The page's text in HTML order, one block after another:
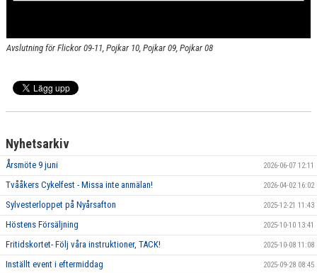
Avslutning för Flickor 09-11, Pojkar 10, Pojkar 09, Pojkar 08
Nyhetsarkiv
Årsmöte 9 juni 2026-06-07 12:11
Tvååkers Cykelfest - Missa inte anmälan! 2026-04-02 16:02
Sylvesterloppet på Nyårsafton 2025-12-21 11:43
Höstens Försäljning 2025-10-10 13:41
Fritidskortet- Följ våra instruktioner, TACK! 2025-10-08 11:08
Inställt event i eftermiddag 2025-09-28 08:45